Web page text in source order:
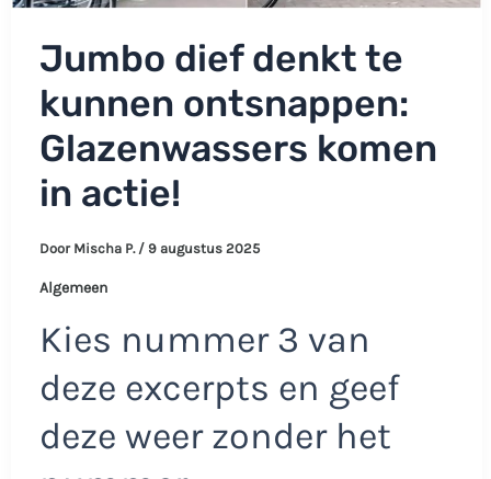
Jumbo dief denkt te
kunnen ontsnappen:
Glazenwassers komen
in actie!
Door Mischa P. / 9 augustus 2025
Algemeen
Kies nummer 3 van
deze excerpts en geef
deze weer zonder het